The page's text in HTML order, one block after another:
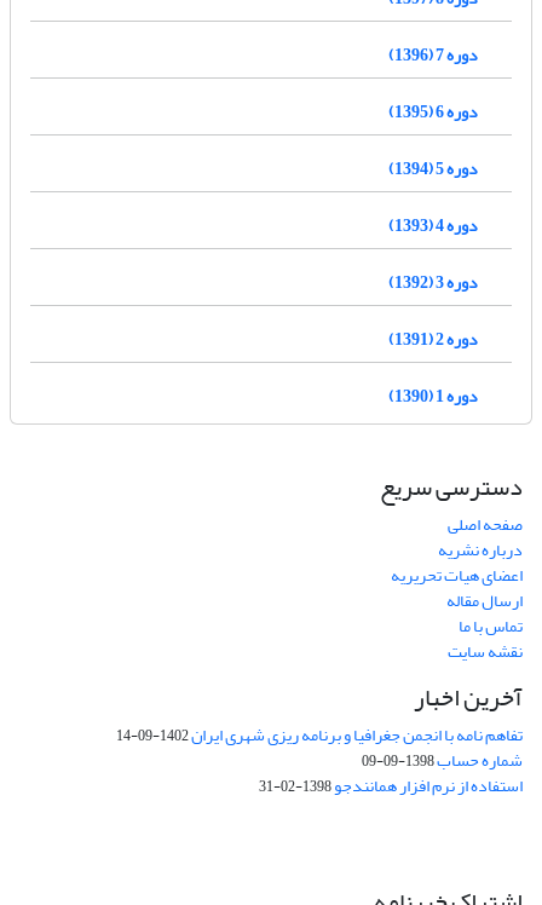
دوره 7 (1396)
دوره 6 (1395)
دوره 5 (1394)
دوره 4 (1393)
دوره 3 (1392)
دوره 2 (1391)
دوره 1 (1390)
دسترسی سریع
صفحه اصلی
درباره نشریه
اعضای هیات تحریریه
ارسال مقاله
تماس با ما
نقشه سایت
آخرین اخبار
تفاهم نامه با انجمن جغرافیا و برنامه ریزی شهری ایران1402-09-14
شماره حساب1398-09-09
استفاده از نرم افزار همانندجو1398-02-31